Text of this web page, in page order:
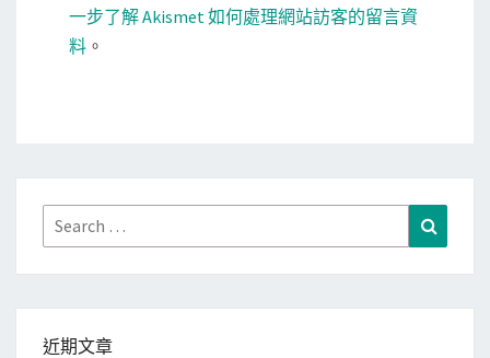
一步了解 Akismet 如何處理網站訪客的留言資
料 。
Search
for:
近期文章